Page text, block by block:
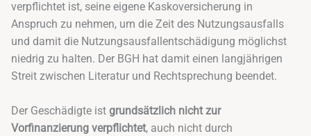
verpflichtet ist, seine eigene Kaskoversicherung in
Anspruch zu nehmen, um die Zeit des Nutzungsausfalls
und damit die Nutzungsausfallentschädigung möglichst
niedrig zu halten. Der BGH hat damit einen langjährigen
Streit zwischen Literatur und Rechtsprechung beendet.
Der Geschädigte ist grundsätzlich nicht zur
Vorfinanzierung verpflichtet, auch nicht durch